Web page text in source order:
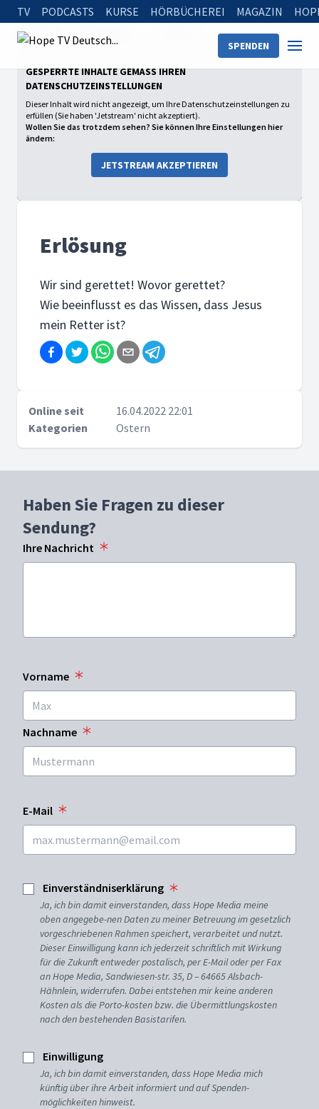
TV PODCASTS KURSE HÖRBÜCHEREI MAGAZIN
SPENDEN
Startseite
GESPERRTE INHALTE GEMÄSS IHREN D
ATENSCHUTZEINSTELLUNGEN
Dieser Inhalt wird nicht angezeigt, um Ihre Datenschutzeinstellungen zu
erfüllen (Sie haben 'Jetstream' nicht akzeptiert).
Wollen Sie das trotzdem sehen? Sie können Ihre Einstellungen hier
ändern:
JETSTREAM AKZEPTIEREN
Erlösung
Wir sind gerettet! Wovor gerettet?
Wie beeinflusst es das Wissen, dass Jesus
mein Retter ist?
Online seit
16.04.2022 22:01
Kategorien
Ostern
Haben Sie Fragen zu dieser
Sendung?
Ihre Nachricht
Vorname
Nachname
E-Mail
Einverständniserklärung
Ja, ich bin damit einverstanden, dass Hope Media meine
oben angegebe-nen Daten zu meiner Betreuung im gesetzlich
vorgeschriebenen Rahmen speichert, verarbeitet und nutzt.
Dieser Einwilligung kann ich jederzeit schriftlich mit Wirkung
für die Zukunft entweder postalisch, per E-Mail oder per Fax
an Hope Media, Sandwiesen-str. 35, D – 64665 Alsbach-
Hähnlein, widerrufen. Dabei entstehen mir keine anderen
Kosten als die Porto-kosten bzw. die Übermittlungskosten
nach den bestehenden Basistarifen.
Einwilligung
Ja, ich bin damit einverstanden, dass Hope Media mich
künftig über ihre Arbeit informiert und auf Spenden-
möglichkeiten hinweist.